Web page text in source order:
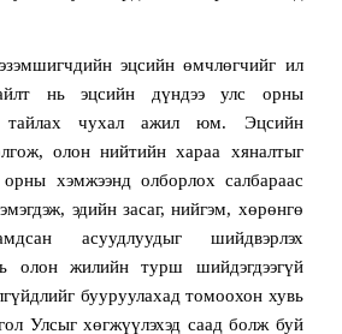
эцсийн өмчлөгчийг ил
нь эцсийн дүндээ улс орны
тайлах чухал ажил юм. Эцсийн
олон нийтийн хараа хяналтыг
хэмжээнд олборлох салбараас
эдийн засаг, нийгэм, хөрөнгө
асуудлуудыг шийдвэрлэх
олон жилийн турш шийдэгдээгүй
бууруулахад томоохон хувь
Улсыг хөгжүүлэхэд саад болж буй